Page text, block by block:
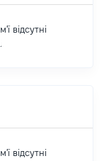
відсутні
відсутні